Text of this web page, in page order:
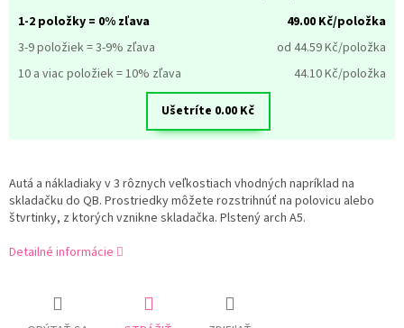
1-2 položky = 0% zľava 49.00 Kč/položka
3-9 položiek = 3-9% zľava
od 44.59Kč/položka
10 a viac položiek = 10% zľava
44.10Kč/položka
Ušetríte 0.00 Kč
Autá a nákladiaky v 3 rôznych veľkostiach vhodných napríklad na
skladačku do QB. Prostriedky môžete rozstrihnúť na polovicu alebo
štvrtinky, z ktorých vznikne skladačka. Plstený arch A5.
Detailné informácie